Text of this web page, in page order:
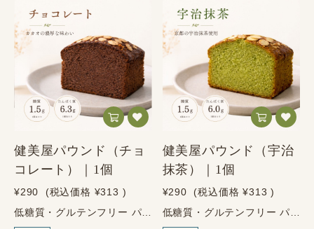
健美屋パウンド（チョ
コレート）｜1個
¥290 (税込価格 ¥313 )
健美屋パウンド（宇治
抹茶）｜1個
¥290 (税込価格 ¥313 )